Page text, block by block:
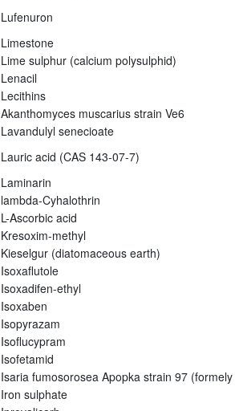
Lufenuron
Limestone
Lime sulphur (calcium polysulphid)
Lenacil
Lecithins
Akanthomyces muscarius strain Ve6
Lavandulyl senecioate
Lauric acid (CAS 143-07-7)
Laminarin
lambda-Cyhalothrin
L-Ascorbic acid
Kresoxim-methyl
Kieselgur (diatomaceous earth)
Isoxaflutole
Isoxadifen-ethyl
Isoxaben
Isopyrazam
Isoflucypram
Isofetamid
Isaria fumosorosea Apopka strain 97
Iron sulphate